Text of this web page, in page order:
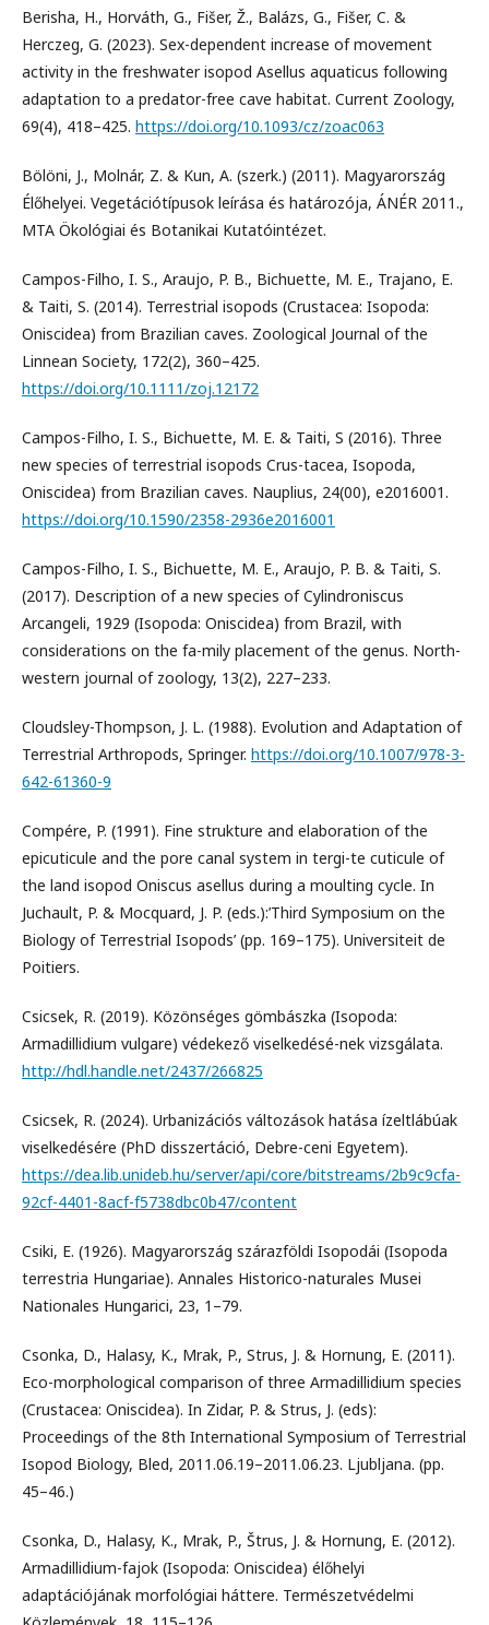
Berisha, H., Horváth, G., Fišer, Ž., Balázs, G., Fišer, C. &
Herczeg, G. (2023). Sex-dependent increase of movement
activity in the freshwater isopod Asellus aquaticus following
adaptation to a predator-free cave habitat. Current Zoology,
69(4), 418–425. https://doi.org/10.1093/cz/zoac063
Bölöni, J., Molnár, Z. & Kun, A. (szerk.) (2011). Magyarország
Élőhelyei. Vegetációtípusok leírása és határozója, ÁNÉR 2011.,
MTA Ökológiai és Botanikai Kutatóintézet.
Campos-Filho, I. S., Araujo, P. B., Bichuette, M. E., Trajano, E.
& Taiti, S. (2014). Terrestrial isopods (Crustacea: Isopoda:
Oniscidea) from Brazilian caves. Zoological Journal of the
Linnean Society, 172(2), 360–425.
https://doi.org/10.1111/zoj.12172
Campos-Filho, I. S., Bichuette, M. E. & Taiti, S (2016). Three
new species of terrestrial isopods Crus-tacea, Isopoda,
Oniscidea) from Brazilian caves. Nauplius, 24(00), e2016001.
https://doi.org/10.1590/2358-2936e2016001
Campos-Filho, I. S., Bichuette, M. E., Araujo, P. B. & Taiti, S.
(2017). Description of a new species of Cylindroniscus
Arcangeli, 1929 (Isopoda: Oniscidea) from Brazil, with
considerations on the fa-mily placement of the genus. North-
western journal of zoology, 13(2), 227–233.
Cloudsley-Thompson, J. L. (1988). Evolution and Adaptation of
Terrestrial Arthropods, Springer. https://doi.org/10.1007/978-3-
642-61360-9
Compére, P. (1991). Fine strukture and elaboration of the
epicuticule and the pore canal system in tergi-te cuticule of
the land isopod Oniscus asellus during a moulting cycle. In
Juchault, P. & Mocquard, J. P. (eds.):’Third Symposium on the
Biology of Terrestrial Isopods’ (pp. 169–175). Universiteit de
Poitiers.
Csicsek, R. (2019). Közönséges gömbászka (Isopoda:
Armadillidium vulgare) védekező viselkedésé-nek vizsgálata.
http://hdl.handle.net/2437/266825
Csicsek, R. (2024). Urbanizációs változások hatása ízeltlábúak
viselkedésére (PhD disszertáció, Debre-ceni Egyetem).
https://dea.lib.unideb.hu/server/api/core/bitstreams/2b9c9cfa-
92cf-4401-8acf-f5738dbc0b47/content
Csiki, E. (1926). Magyarország szárazföldi Isopodái (Isopoda
terrestria Hungariae). Annales Historico-naturales Musei
Nationales Hungarici, 23, 1–79.
Csonka, D., Halasy, K., Mrak, P., Strus, J. & Hornung, E. (2011).
Eco-morphological comparison of three Armadillidium species
(Crustacea: Oniscidea). In Zidar, P. & Strus, J. (eds):
Proceedings of the 8th International Symposium of Terrestrial
Isopod Biology, Bled, 2011.06.19–2011.06.23. Ljubljana. (pp.
45–46.)
Csonka, D., Halasy, K., Mrak, P., Štrus, J. & Hornung, E. (2012).
Armadillidium-fajok (Isopoda: Oniscidea) élőhelyi
adaptációjának morfológiai háttere. Természetvédelmi